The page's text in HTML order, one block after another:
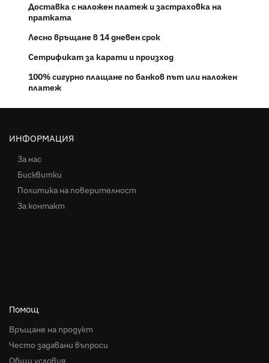
Доставка с наложен платеж и застраховка на
пратката
Лесно връщане в 14 дневен срок
Сетрификат за карати и произход
100% сигурно плащане по банков път или наложен
платеж
ИНФОРМАЦИЯ
За нас
Бисквитки
Политика на поверителност
За контакт
Помощ
Връщане на продукт
Често задавани въпроси
Общи условия